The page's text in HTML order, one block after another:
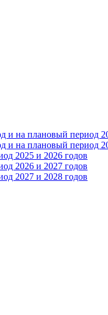
на плановый период
на плановый период
2025 и 2026 годов
2026 и 2027 годов
2027 и 2028 годов